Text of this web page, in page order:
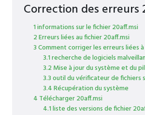
Correction des erreurs
1 informations sur le fichier 20aff.msi
2 Erreurs liées au fichier 20aff.msi
3 Comment corriger les erreurs liées
3.1 recherche de logiciels
3.2 Mise à jour du système et du
3.3 outil du vérificateur de fichiers
3.4 Récupération du système
4 Télécharger 20aff.msi
4.1 liste des versions de fichier